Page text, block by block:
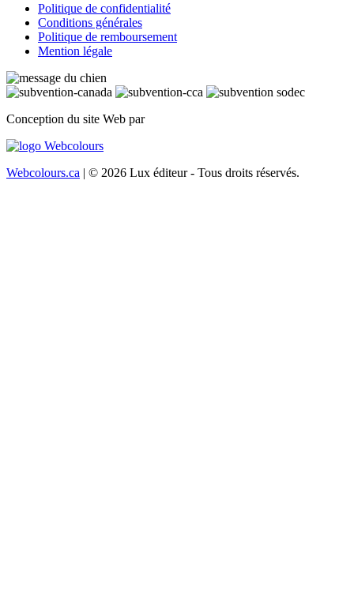
Politique de confidentialité
Conditions générales
Politique de remboursement
Mention légale
Conception du site Web par
Webcolours.ca | © 2026 Lux éditeur - Tous droits réservés.